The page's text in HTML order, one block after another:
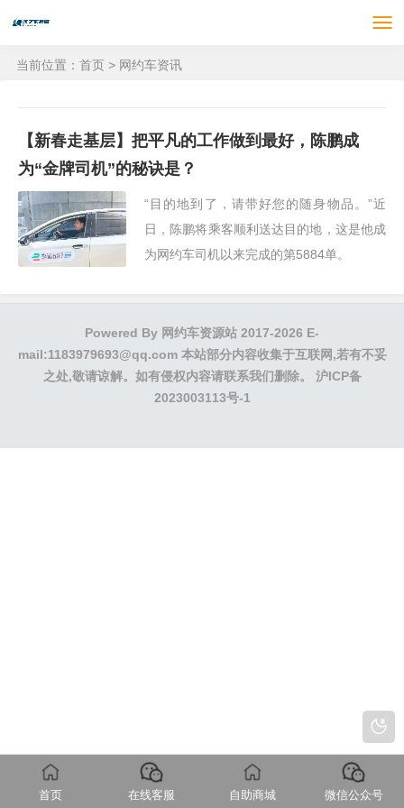
当前位置： 首页 > 网约车资讯
【新春走基层】把平凡的工作做到最好，陈鹏成
为“金牌司机”的秘诀是？
“目的地到了，请带好您的随身物品。”近
日，陈鹏将乘客顺利送达目的地，这是他成
为网约车司机以来完成的第5884单。
Powered By 网约车资源站 2017-2026 E-
mail:1183979693@qq.com 本站部分内容收集于互联网,若有不妥
之处,敬请谅解。如有侵权内容请联系我们删除。 沪ICP备
2023003113号-1
首页 在线客服 自助商城 微信公众号